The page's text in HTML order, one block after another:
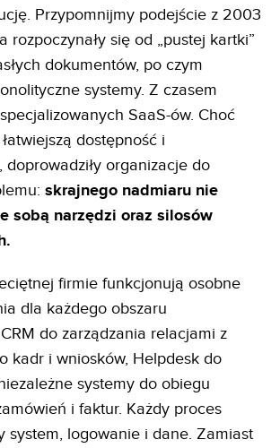
Przypomnijmy podejście z 2003
rozpoczynały się od „pustej kartki”
dokumentów, po czym
systemy. Z czasem
SaaS-ów. Choć
dostępność i
doprowadziły organizacje do
skrajnego nadmiaru nie
sobą narzędzi oraz silosów
firmie funkcjonują osobne
dla każdego obszaru
do zarządzania relacjami z
kadr i wniosków, Helpdesk do
systemy do obiegu
i faktur. Każdy proces
system, logowanie i dane. Zamiast